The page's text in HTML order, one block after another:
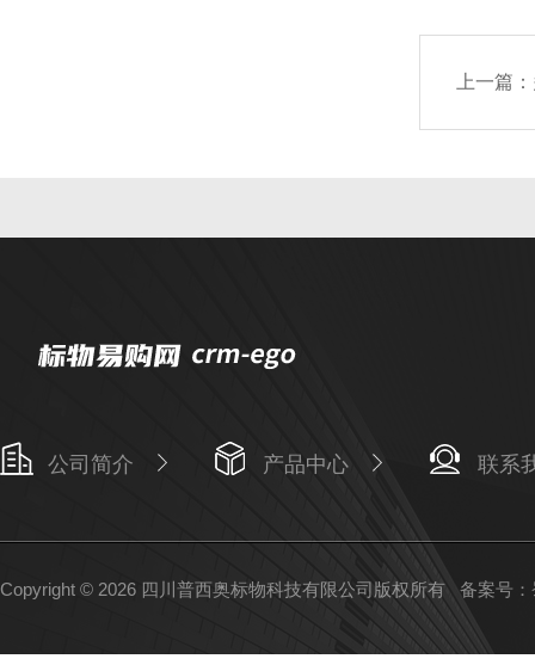
上一篇：
公司简介 产品中心 联系
Copyright © 2026 四川普西奥标物科技有限公司版权所有 备案号：